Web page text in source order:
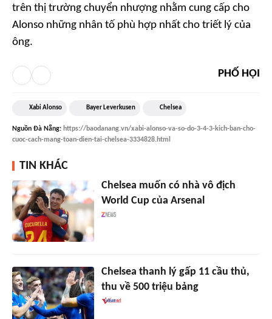
trên thị trường chuyển nhượng nhằm cung cấp cho
Alonso những nhân tố phù hợp nhất cho triết lý của
ông.
PHỐ HỘI
Xabi Alonso Bayer Leverkusen Chelsea
Nguồn Đà Nẵng: https://baodanang.vn/xabi-alonso-va-so-do-3-4-3-kich-ban-cho-
cuoc-cach-mang-toan-dien-tai-chelsea-3334828.html
TIN KHÁC
Chelsea muốn có nhà vô địch
World Cup của Arsenal
Chelsea thanh lý gấp 11 cầu thủ,
thu về 500 triệu bảng